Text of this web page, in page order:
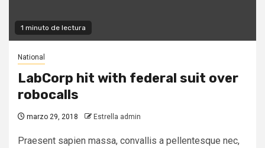
1 minuto de lectura
National
LabCorp hit with federal suit over
robocalls
marzo 29, 2018 Estrella admin
Praesent sapien massa, convallis a pellentesque nec,